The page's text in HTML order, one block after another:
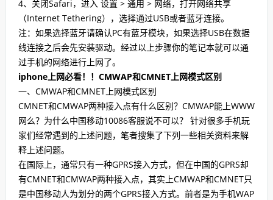
4、关闭Safari，进入 设置 > 通用 > 网络，打开网络共享
（Internet Tethering），选择通过USB或者蓝牙连接。
注：如果选择蓝牙请确认PC有蓝牙模块，如果选择USB在数据
线连接之后会先安装驱动。经过以上步骤你的笔记本就可以通
过手机的网络进行上网了。
iphone上网必看！！CMWAP和CMNET上网模式区别
一、CMWAP和CMNET上网模式区别
CMNET和CMWAP两种接入点有什么区别？CMWAP能上WWW
网么？为什么中国移动10086客服说不可以？ 针对很多手机玩
家们经常遇到的上述问题，笔者搜集了下列一些相关资料来解
释上述问题。
在国际上，通常只有一种GPRS接入方式，但在中国的GPRS却
有CMNET和CMWAP两种接入点，其实上CMWAP和CMNET只
是中国移动人为划分的两个GPRS接入方式。前者是为手机WAP